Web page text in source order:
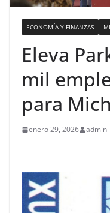
ECONOMÍA Y FINANZAS
Eleva
mil
para
enero 29, 2026 admin